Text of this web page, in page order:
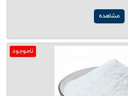
مشاهده
ناموجود